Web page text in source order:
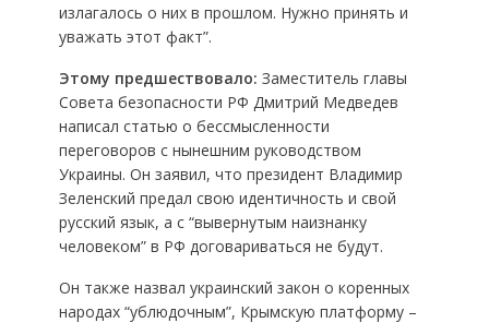
излагалось о них в прошлом. Нужно принять и
уважать этот факт”.
Этому предшествовало: Заместитель главы
Совета безопасности РФ Дмитрий Медведев
написал статью о бессмысленности
переговоров с нынешним руководством
Украины. Он заявил, что президент Владимир
Зеленский предал свою идентичность и свой
русский язык, а с “вывернутым наизнанку
человеком” в РФ договариваться не будут.
Он также назвал украинский закон о коренных
народах “ублюдочным”, Крымскую платформу –